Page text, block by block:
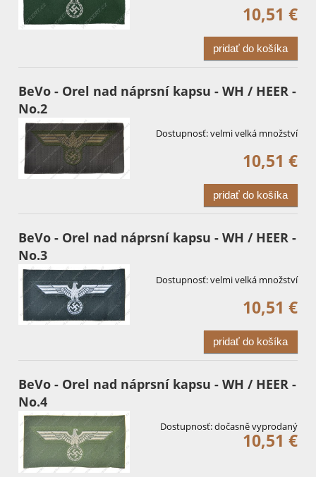
10,51 €
pridať do košíka
BeVo - Orel nad náprsní kapsu - WH / HEER -
No.2
Dostupnosť:velmi velká množství
10,51 €
pridať do košíka
BeVo - Orel nad náprsní kapsu - WH / HEER -
No.3
Dostupnosť:velmi velká množství
10,51 €
pridať do košíka
BeVo - Orel nad náprsní kapsu - WH / HEER -
No.4
Dostupnosť:dočasně vyprodaný
10,51 €